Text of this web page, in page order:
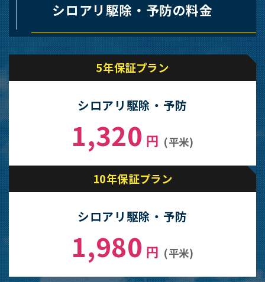
シロアリ駆除・予防の料金
5年保証プラン
シロアリ駆除・予防
1,320 円 (平米)
10年保証プラン
シロアリ駆除・予防
1,980 円 (平米)